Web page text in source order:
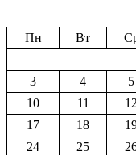
Пн
Вт
3
4 5
10
11 12
17
18
24
25